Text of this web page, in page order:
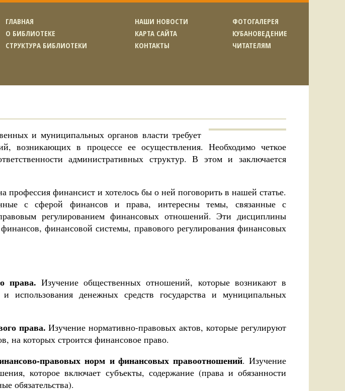
ГЛАВНАЯ
О БИБЛИОТЕКЕ
СТРУКТУРА БИБЛИОТЕКИ
НАШИ НОВОСТИ
КАРТА САЙТА
КОНТАКТЫ
ФОТОГАЛЕРЕЯ
КУБАНОВЕДЕНИЕ
ЧИТАТЕЛЯМ
и муниципальных органов власти требует
возникающих в процессе ее осуществления. Необходимо четкое
административных структур. В этом и заключается
профессия финансист и хотелось бы о ней поговорить в нашей статье.
с сферой финансов и права, интересны темы, связанные с
регулированием финансовых отношений. Эти дисциплины
финансовой системы, правового регулирования финансовых
права. Изучение общественных отношений, которые возникают в
и использования денежных средств государства и муниципальных
права. Изучение нормативно-правовых актов, которые регулируют
на которых строится финансовое право.
правовых норм и финансовых правоотношений. Изучение
которое включает субъекты, содержание (права и обязанности
обязательства).